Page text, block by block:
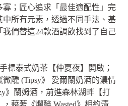
；匠心追求「最佳適配性」完
所有元素，透過不同手法、基
們替這24款酒調飲找到了自己
標泰式奶茶【仲夏夜】開啟；
醺 (Tipsy》 愛爾蘭奶酒的濃情
》蘭姆酒，前進森林湖畔【打
藉著《爛醉 Wasted》相約清